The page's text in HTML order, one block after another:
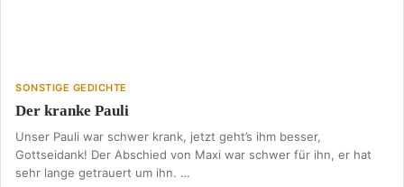
SONSTIGE GEDICHTE
Der kranke Pauli
Unser Pauli war schwer krank, jetzt geht’s ihm besser,
Gottseidank! Der Abschied von Maxi war schwer für ihn, er hat
sehr lange getrauert um ihn. …